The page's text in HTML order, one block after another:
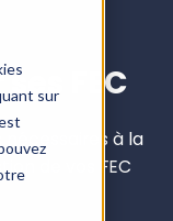
surFEC
nécessaires à la
de vos FEC